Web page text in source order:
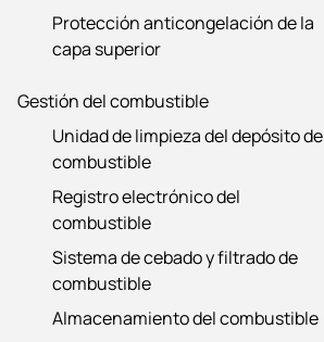
Protección anticongelación de la
capa superior
Gestión del combustible
Unidad de limpieza del depósito de
combustible
Registro electrónico del
combustible
Sistema de cebado y filtrado de
combustible
Almacenamiento del combustible